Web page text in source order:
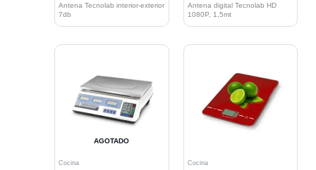
Antena Tecnolab interior-exterior
7db
Antena digital Tecnolab HD
1080P, 1,5mt
AGOTADO
Cocina Cocina